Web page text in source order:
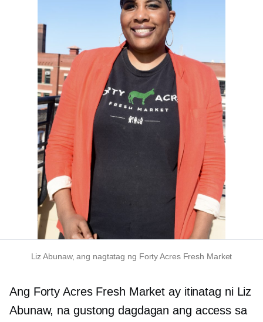
Liz Abunaw, ang nagtatag ng Forty Acres Fresh Market
Ang Forty Acres Fresh Market ay itinatag ni Liz
Abunaw, na gustong dagdagan ang access sa